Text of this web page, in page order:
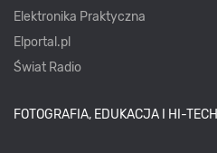
Elektronika Praktyczna
Elportal.pl
Świat Radio
FOTOGRAFIA, EDUKACJA I HI-TECH